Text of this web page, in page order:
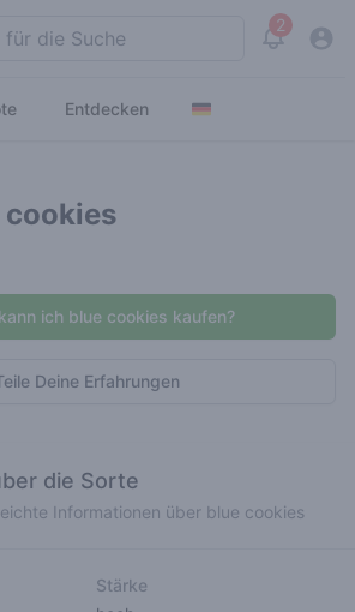
2
View
Entdecken
cookies
Deine Erfahrungen
ich blue cookies kaufen?
die Sorte
Informationen über blue cookies
Stärke